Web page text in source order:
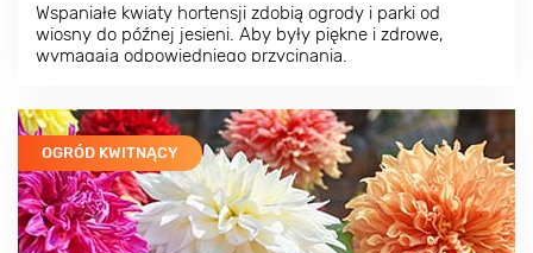
Wspaniałe kwiaty hortensji zdobią ogrody i parki od
wiosny do późnej jesieni. Aby były piękne i zdrowe,
wymagają odpowiedniego przycinania.
OGRÓD KWITNĄCY